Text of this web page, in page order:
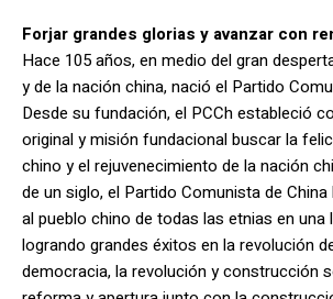
Forjar grandes glorias y avanzar con
Hace 105 años, en medio del gran
y de la nación china, nació el Partido
Desde su fundación, el PCCh estableció
original y misión fundacional buscar la
chino y el rejuvenecimiento de la nación
de un siglo, el Partido Comunista de
al pueblo chino de todas las etnias en una
logrando grandes éxitos en la revolución
democracia, la revolución y construcción